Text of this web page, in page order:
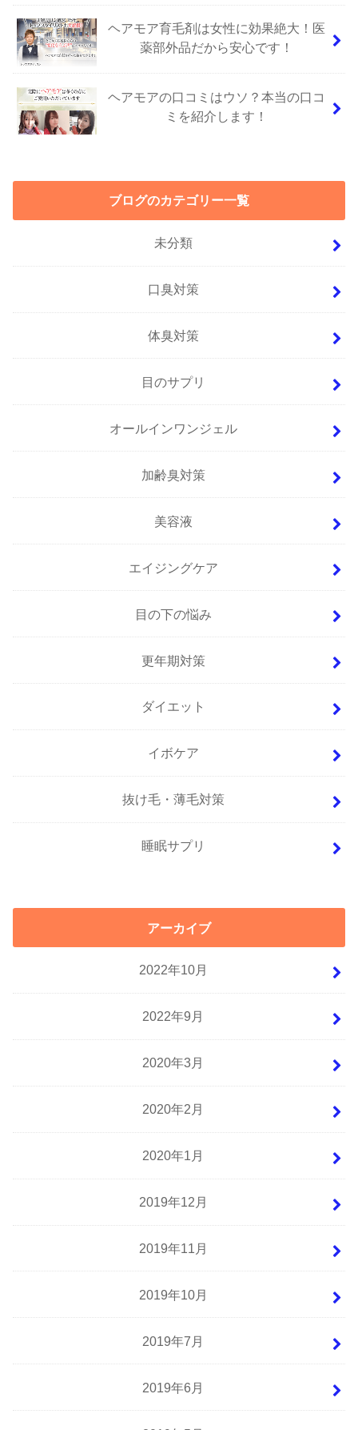
ヘアモア育毛剤は女性に効果絶大！医
薬部外品だから安心です！
ヘアモアの口コミはウソ？本当の口コ
ミを紹介します！
ブログのカテゴリー一覧
未分類
口臭対策
体臭対策
目のサプリ
オールインワンジェル
加齢臭対策
美容液
エイジングケア
目の下の悩み
更年期対策
ダイエット
イボケア
抜け毛・薄毛対策
睡眠サプリ
アーカイブ
2022年10月
2022年9月
2020年3月
2020年2月
2020年1月
2019年12月
2019年11月
2019年10月
2019年7月
2019年6月